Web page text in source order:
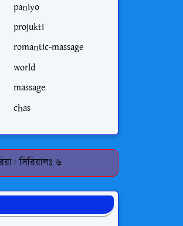
paniyo
projukti
romantic-massage
world
massage
chas
সিরিয়ালঃ ৬